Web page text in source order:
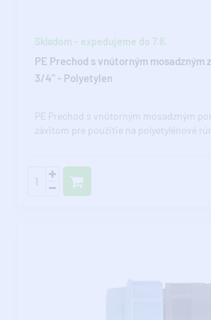
Skladom - expedujeme do 7.8.
PE Prechod s vnútorným mosadzným
3/4" - Polyetylen
PE Prechod s vnútorným mosadzným
závitom pre použitie na polyetylénové